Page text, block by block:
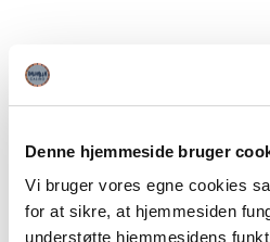
Denne hjemmeside bruger
Vi bruger vores egne cookies
for at sikre, at hjemmesiden
understøtte hjemmesidens